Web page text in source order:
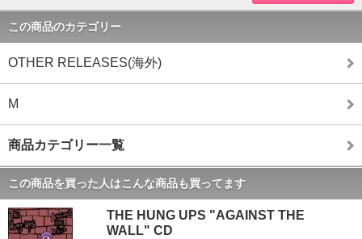
この商品のカテゴリー
OTHER RELEASES(海外)
M
商品カテゴリー一覧
この商品を買った人はこんな商品も買ってます
THE HUNG UPS "AGAINST THE
WALL" CD